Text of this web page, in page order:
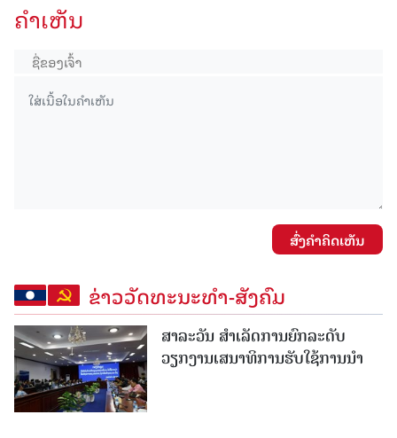
ຄໍາເຫັນ
ສົ່ງຄໍາຄິດເຫັນ
ຂ່າວວັດທະນະທຳ-ສັງຄົມ
ສາລະວັນ ສໍາເລັດການຍົກລະດັບ
ວຽກງານເສນາທິການຮັບໃຊ້ການນໍາ